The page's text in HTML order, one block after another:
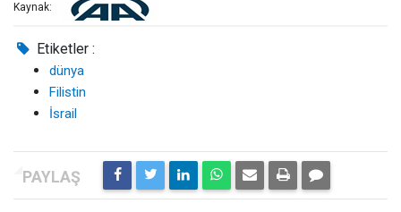
Kaynak:
Etiketler :
dünya
Filistin
İsrail